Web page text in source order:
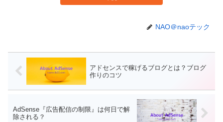
NAO＠naoテック
アドセンスで稼げるブログとは？ブログ
作りのコツ
AdSense『広告配信の制限』は何日で解
除される？